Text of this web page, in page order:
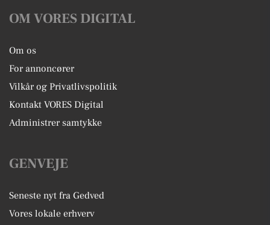
OM VORES DIGITAL
Om os
For annoncører
Vilkår og Privatlivspolitik
Kontakt VORES Digital
Administrer samtykke
GENVEJE
Seneste nyt fra Gedved
Vores lokale erhverv